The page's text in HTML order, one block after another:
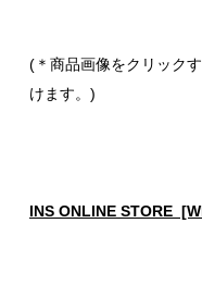
(＊商品画像をクリック
けます。)
INS ONLINE STORE